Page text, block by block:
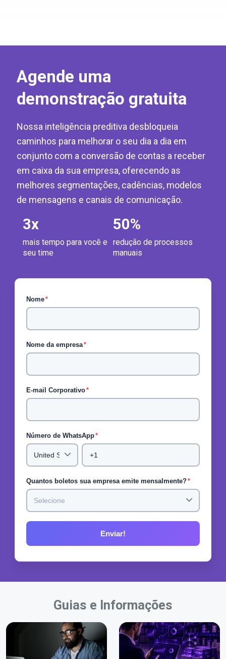
Agende uma
demonstração gratuita
Nossa inteligência preditiva desbloqueia
caminhos para melhorar o seu dia a dia em
conjunto com a conversão de contas a receber
em caixa da sua empresa, oferecendo as
melhores segmentações, cadências, modelos
de mensagens e canais de comunicação.
3x
mais tempo para você e
seu time
50%
redução de processos
manuais
Nome*
Nome da empresa*
E-mail Corporativo*
Número de WhatsApp*
Quantos boletos sua empresa emite mensalmente?*
Guias e Informações